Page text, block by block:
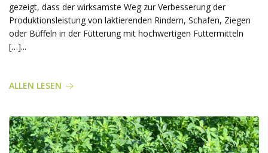
gezeigt, dass der wirksamste Weg zur Verbesserung der
Produktionsleistung von laktierenden Rindern, Schafen, Ziegen
oder Büffeln in der Fütterung mit hochwertigen Futtermitteln
[…]...
ALLEN LESEN